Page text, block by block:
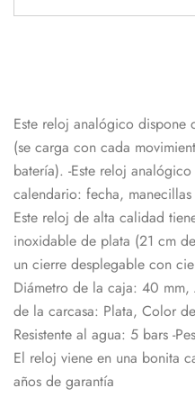
Este reloj analógico dispone
(se carga con cada
batería). -Este reloj
calendario: fecha,
Este reloj de alta calidad
inoxidable de plata (21 cm
un cierre desplegable con
Diámetro de la caja: 40
de la carcasa: Plata, Color
Resistente al agua: 5 bars -
El reloj viene en una bonita
años de garantía